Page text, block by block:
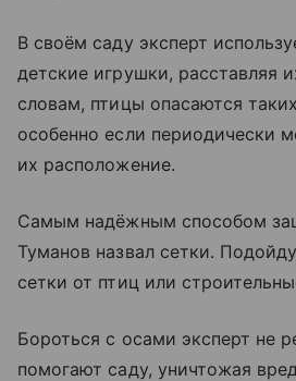
В своём саду эксперт
детские игрушки, расставляя
словам, птицы опасаются
особенно если периодически
их расположение.
Самым надёжным способом
Туманов назвал сетки.
сетки от птиц или
Бороться с осами эксперт не
помогают саду, уничтожая